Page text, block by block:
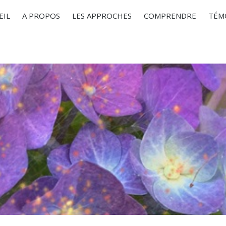
A PROPOS LES APPROCHES COMPRENDRE
Vous êtes ici :
Accueil blog